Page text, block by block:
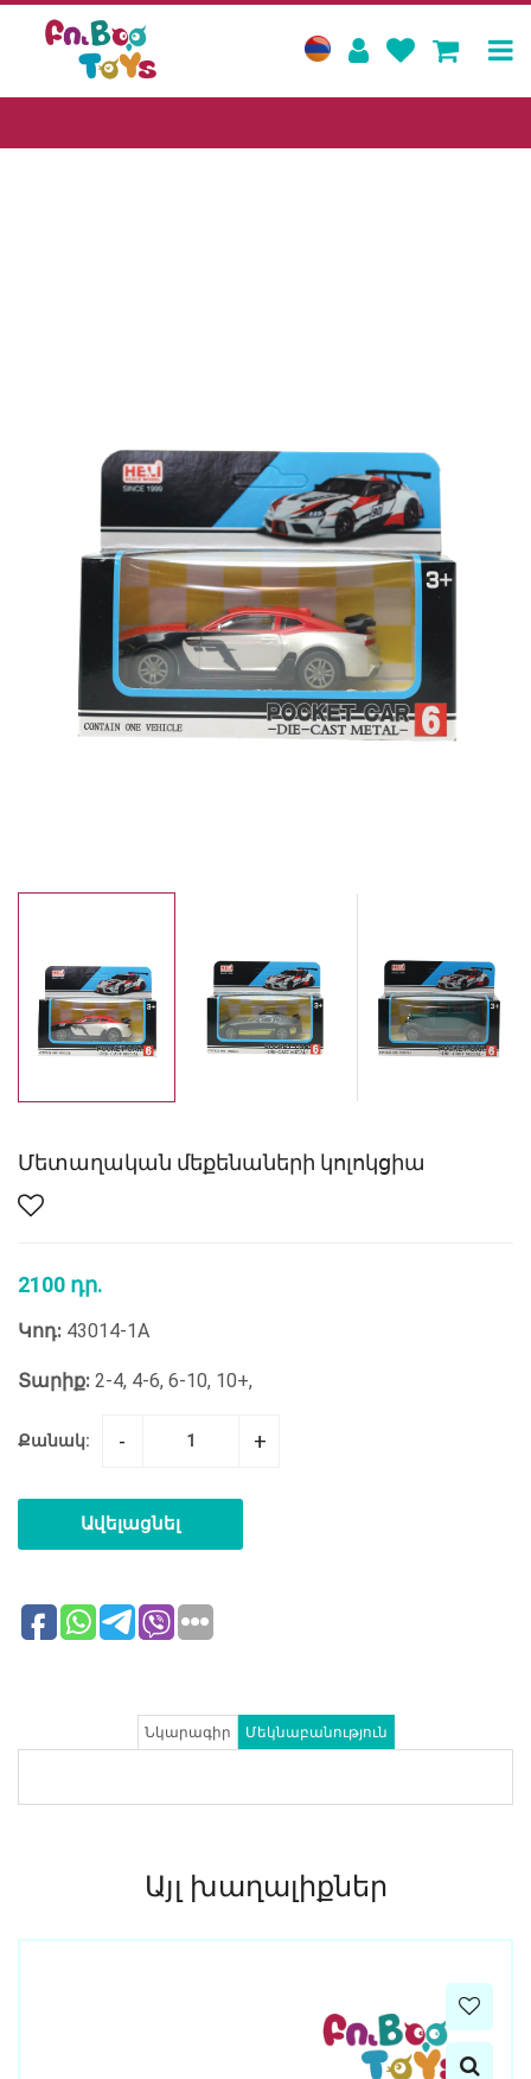
Մետաղական մեքենաների կոլոկցիա
2100 դր.
Կոդ: 43014-1A
Տարիք: 2-4, 4-6, 6-10, 10+,
Քանակ: - +
Ավելացնել
Նկարագիր Մեկնաբանություն
Այլ խաղալիքներ